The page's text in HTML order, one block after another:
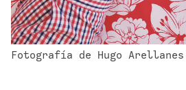
Fotografía de Hugo